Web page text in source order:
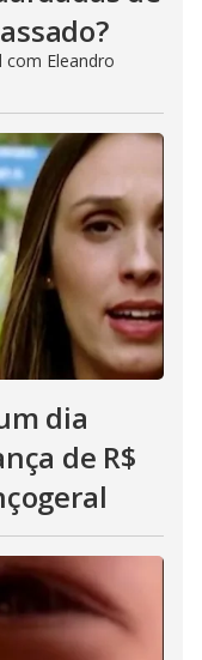
com Eleandro
dia
de R$